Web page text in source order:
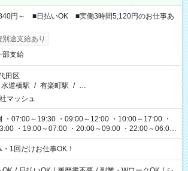
円～ ■日払いOK ■実働3時間5,120円のお仕事あ
別途支給あり
部支給
田区
水道橋駅 / 有楽町駅 / …
マッシュ
・07:00～19:30 ・09:00～12:00 ・10:00～17:00 ・
・19:00～07:00 ・20:00～09:00 ・22:00～06:00
てご紹介！ ※シフトは
1回だけお仕事OK！